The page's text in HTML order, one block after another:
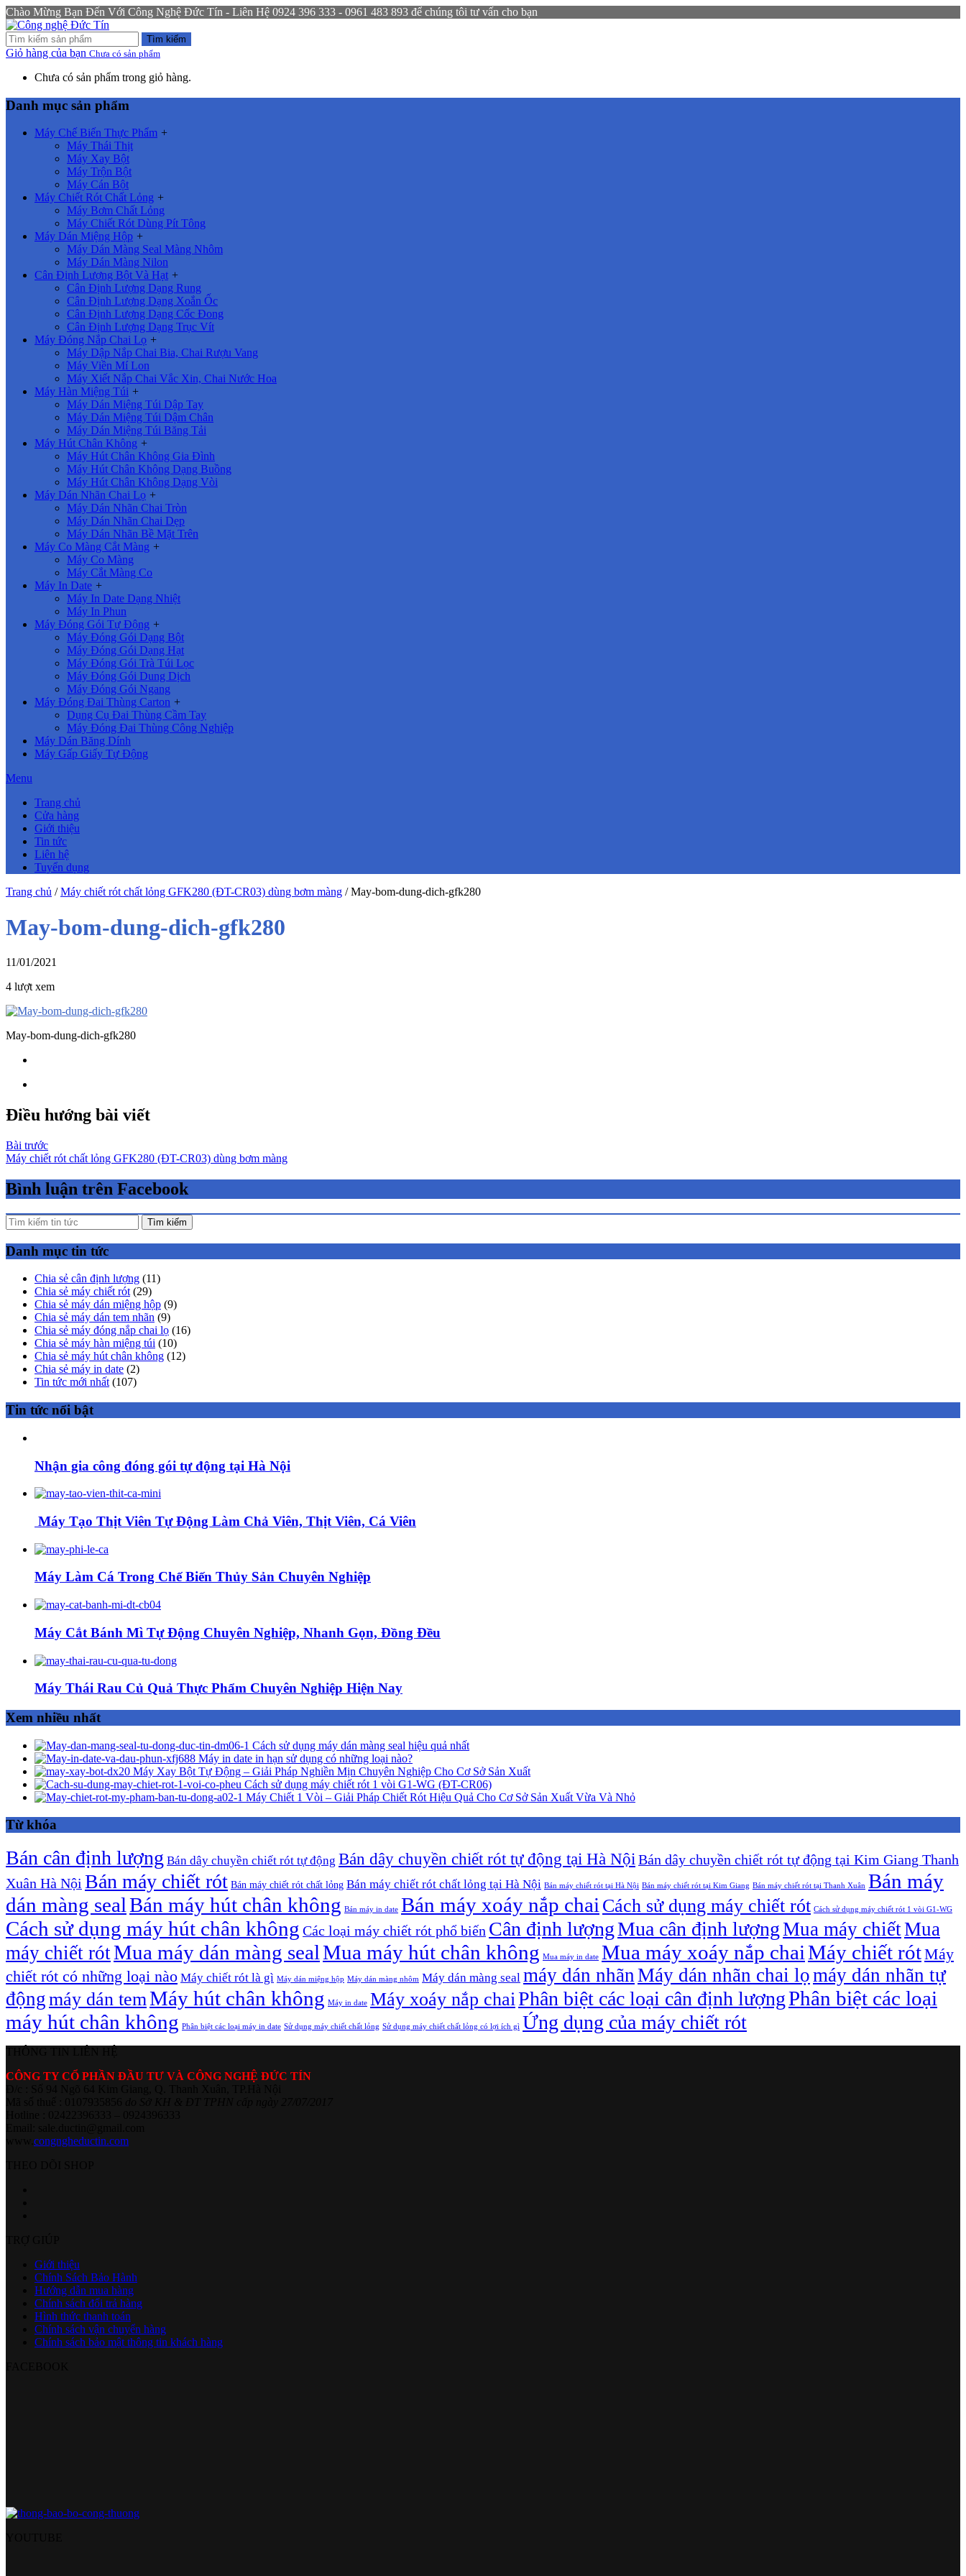
Chào Mừng Bạn Đến Với Công Nghệ Đức Tín - Liên Hệ 0924 396 333 - 0961 483 893 để chúng tôi tư vấn cho bạn
Tìm kiếm
Giỏ hàng của bạn Chưa có sản phẩm
Chưa có sản phẩm trong giỏ hàng.
Danh mục sản phẩm
Máy Chế Biến Thực Phẩm +
Máy Thái Thịt
Máy Xay Bột
Máy Trộn Bột
Máy Cán Bột
Máy Chiết Rót Chất Lỏng +
Máy Bơm Chất Lỏng
Máy Chiết Rót Dùng Pít Tông
Máy Dán Miệng Hộp +
Máy Dán Màng Seal Màng Nhôm
Máy Dán Màng Nilon
Cân Định Lượng Bột Và Hạt +
Cân Định Lượng Dạng Rung
Cân Định Lượng Dạng Xoắn Ốc
Cân Định Lượng Dạng Cốc Đong
Cân Định Lượng Dạng Trục Vít
Máy Đóng Nắp Chai Lọ +
Máy Dập Nắp Chai Bia, Chai Rượu Vang
Máy Viền Mí Lon
Máy Xiết Nắp Chai Vắc Xin, Chai Nước Hoa
Máy Hàn Miệng Túi +
Máy Dán Miệng Túi Dập Tay
Máy Dán Miệng Túi Dậm Chân
Máy Dán Miệng Túi Băng Tải
Máy Hút Chân Không +
Máy Hút Chân Không Gia Đình
Máy Hút Chân Không Dạng Buồng
Máy Hút Chân Không Dạng Vòi
Máy Dán Nhãn Chai Lọ +
Máy Dán Nhãn Chai Tròn
Máy Dán Nhãn Chai Dẹp
Máy Dán Nhãn Bề Mặt Trên
Máy Co Màng Cắt Màng +
Máy Co Màng
Máy Cắt Màng Co
Máy In Date +
Máy In Date Dạng Nhiệt
Máy In Phun
Máy Đóng Gói Tự Động +
Máy Đóng Gói Dạng Bột
Máy Đóng Gói Dạng Hạt
Máy Đóng Gói Trà Túi Lọc
Máy Đóng Gói Dung Dịch
Máy Đóng Gói Ngang
Máy Đóng Đai Thùng Carton +
Dụng Cụ Đai Thùng Cầm Tay
Máy Đóng Đai Thùng Công Nghiệp
Máy Dán Băng Dính
Máy Gấp Giấy Tự Động
Menu
Trang chủ
Cửa hàng
Giới thiệu
Tin tức
Liên hệ
Tuyển dụng
Trang chủ /Máy chiết rót chất lỏng GFK280 (ĐT-CR03) dùng bơm màng /May-bom-dung-dich-gfk280
May-bom-dung-dich-gfk280
11/01/2021
4 lượt xem
May-bom-dung-dich-gfk280
Điều hướng bài viết
Bài trước
Máy chiết rót chất lỏng GFK280 (ĐT-CR03) dùng bơm màng
Bình luận trên Facebook
Tìm kiếm
Danh mục tin tức
Chia sẻ cân định lượng (11)
Chia sẻ máy chiết rót (29)
Chia sẻ máy dán miệng hộp (9)
Chia sẻ máy dán tem nhãn (9)
Chia sẻ máy đóng nắp chai lọ (16)
Chia sẻ máy hàn miệng túi (10)
Chia sẻ máy hút chân không (12)
Chia sẻ máy in date (2)
Tin tức mới nhất (107)
Tin tức nổi bật
Nhận gia công đóng gói tự động tại Hà Nội
Máy Tạo Thịt Viên Tự Động Làm Chả Viên, Thịt Viên, Cá Viên
Máy Làm Cá Trong Chế Biến Thủy Sản Chuyên Nghiệp
Máy Cắt Bánh Mì Tự Động Chuyên Nghiệp, Nhanh Gọn, Đồng Đều
Máy Thái Rau Củ Quả Thực Phẩm Chuyên Nghiệp Hiện Nay
Xem nhiều nhất
Cách sử dụng máy dán màng seal hiệu quả nhất
Máy in date in hạn sử dụng có những loại nào?
Máy Xay Bột Tự Động – Giải Pháp Nghiền Mịn Chuyên Nghiệp Cho Cơ Sở Sản Xuất
Cách sử dụng máy chiết rót 1 vòi G1-WG (ĐT-CR06)
Máy Chiết 1 Vòi – Giải Pháp Chiết Rót Hiệu Quả Cho Cơ Sở Sản Xuất Vừa Và Nhỏ
Từ khóa
Bán cân định lượng Bán dây chuyền chiết rót tự động Bán dây chuyền chiết rót tự động tại Hà Nội Bán dây chuyền chiết rót tự động tại Kim Giang Thanh
Xuân Hà Nội Bán máy chiết rót Bán máy chiết rót chất lỏng Bán máy chiết rót chất lỏng tại Hà Nội Bán máy chiết rót tại Hà Nội Bán máy chiết rót tại Kim Giang Bán máy chiết rót tại Thanh Xuân Bán máy
dán màng sealBán máy hút chân không Bán máy in date Bán máy xoáy nắp chai Cách sử dụng máy chiết rót Cách sử dụng máy chiết rót 1 vòi G1-WG
Cách sử dụng máy hút chân không Các loại máy chiết rót phổ biến Cân định lượngMua cân định lượngMua máy chiếtMua
máy chiết rótMua máy dán màng sealMua máy hút chân không Mua máy in date Mua máy xoáy nắp chaiMáy chiết rótMáy
chiết rót có những loại nào Máy chiết rót là gì Máy dán miệng hộp Máy dán màng nhôm Máy dán màng seal máy dán nhãnMáy dán nhãn chai lọmáy dán nhãn tự
độngmáy dán temMáy hút chân không Máy in date Máy xoáy nắp chaiPhân biệt các loại cân định lượngPhân biệt các loại
máy hút chân không Phân biệt các loại máy in date Sử dụng máy chiết chất lỏng Sử dụng máy chiết chất lỏng có lợi ích gì Ứng dụng của máy chiết rót
CÔNG TY CỔ PHẦN ĐẦU TƯ VÀ CÔNG NGHỆ ĐỨC TÍN
congngheductin.com
Giới thiệu
Chính Sách Bảo Hành
Hướng dẫn mua hàng
Chính sách đổi trả hàng
Hình thức thanh toán
Chính sách vận chuyển hàng
Chính sách bảo mật thông tin khách hàng